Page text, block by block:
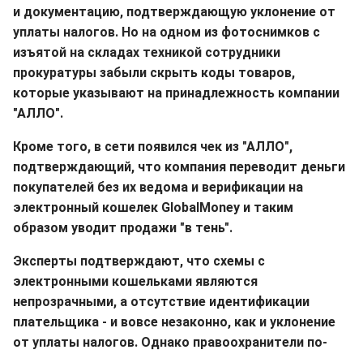
и документацию, подтверждающую уклонение от
уплаты налогов. Но на одном из фотоснимков с
изъятой на складах техникой сотрудники
прокуратуры забыли скрыть коды товаров,
которые указывают на принадлежность компании
"АЛЛО".
Кроме того, в сети появился чек из "АЛЛО",
подтверждающий, что компания переводит деньги
покупателей без их ведома и верификации на
электронный кошелек GlobalMoney и таким
образом уводит продажи "в тень".
Эксперты подтверждают, что схемы с
электронными кошельками являются
непрозрачными, а отсутствие идентификации
плательщика - и вовсе незаконно, как и уклонение
от уплаты налогов. Однако правоохранители по-